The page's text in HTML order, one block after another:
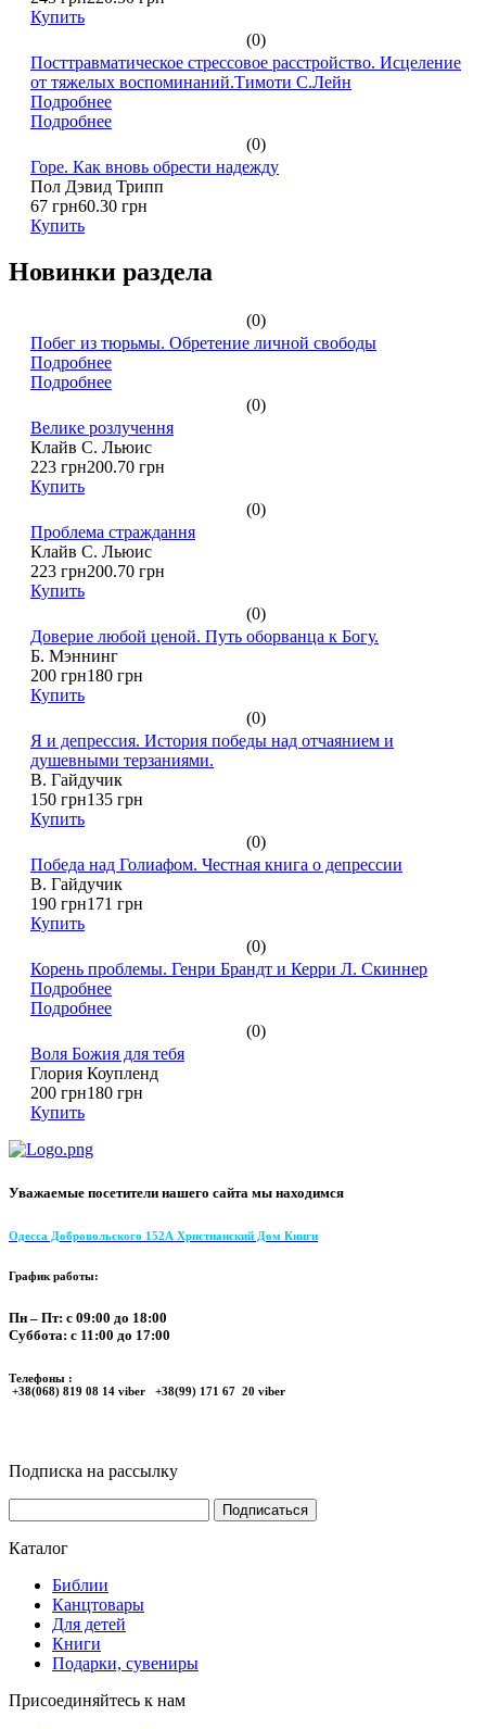
Купить
(0)
Посттравматическое стрессовое расстройство. Исцеление
от тяжелых воспоминаний.Тимоти С.Лейн
Подробнее
Подробнее
(0)
Горе. Как вновь обрести надежду
Пол Дэвид Трипп
67 грн60.30 грн
Купить
Новинки раздела
(0)
Побег из тюрьмы. Обретение личной свободы
Подробнее
Подробнее
(0)
Велике розлучення
Клайв С. Льюис
223 грн200.70 грн
Купить
(0)
Проблема страждання
Клайв С. Льюис
223 грн200.70 грн
Купить
(0)
Доверие любой ценой. Путь оборванца к Богу.
Б. Мэннинг
200 грн180 грн
Купить
(0)
Я и депрессия. История победы над отчаянием и
душевными терзаниями.
В. Гайдучик
150 грн135 грн
Купить
(0)
Победа над Голиафом. Честная книга о депрессии
В. Гайдучик
190 грн171 грн
Купить
(0)
Корень проблемы. Генри Брандт и Керри Л. Скиннер
Подробнее
Подробнее
(0)
Воля Божия для тебя
Глория Коупленд
200 грн180 грн
Купить
Уважаемые посетители нашего сайта мы находимся
Одесса Добровольского 152А Христианский Дом Книги
График работы:
Пн – Пт: с 09:00 до 18:00
Суббота: с 11:00 до 17:00
Телефоны :
+38(068) 819 08 14 viber +38(99) 171 67 20 viber
Подписка на рассылку
Каталог
Библии
Канцтовары
Для детей
Книги
Подарки, сувениры
Присоединяйтесь к нам